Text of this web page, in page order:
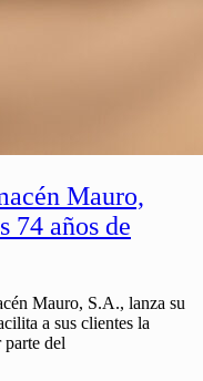
Mauro,
74 años de
Mauro, S.A., lanza su
a sus clientes la
parte del